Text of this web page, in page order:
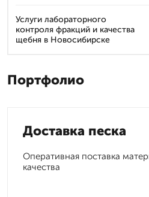
Услуги лабораторного
контроля фракций и качества
щебня в Новосибирске
Портфолио
Доставка песка
Оперативная поставка
качества